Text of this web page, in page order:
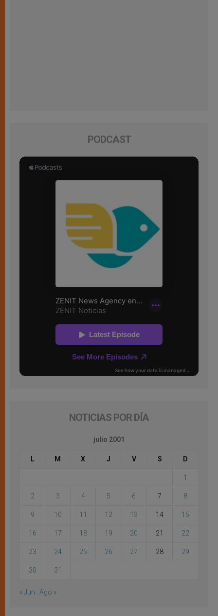
PODCAST
NOTICIAS POR DÍA
julio 2001
L M X J V S D
1
2 3 4 5 6 7 8
9 10 11 12 13 14 15
16 17 18 19 20 21 22
23 24 25 26 27 28 29
30 31
« Jun Ago »